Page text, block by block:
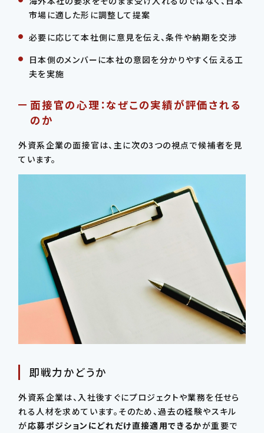
市場に適した形に調整して提案
必要に応じて本社側に意見を伝え、条件や納期を交渉
日本側のメンバーに本社の意図を分かりやすく伝える工
夫を実施
面接官の心理：なぜこの実績が評価される
のか
外資系企業の面接官は、主に次の3つの視点で候補者を見
ています。
即戦力かどうか
外資系企業は、入社後すぐにプロジェクトや業務を任せら
れる人材を求めています。そのため、過去の経験やスキル
が応募ポジションにどれだけ直接適用できるかが重要で